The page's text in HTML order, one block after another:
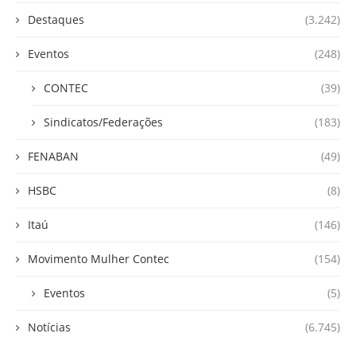
Destaques (3.242)
Eventos (248)
CONTEC (39)
Sindicatos/Federações (183)
FENABAN (49)
HSBC (8)
Itaú (146)
Movimento Mulher Contec (154)
Eventos (5)
Notícias (6.745)